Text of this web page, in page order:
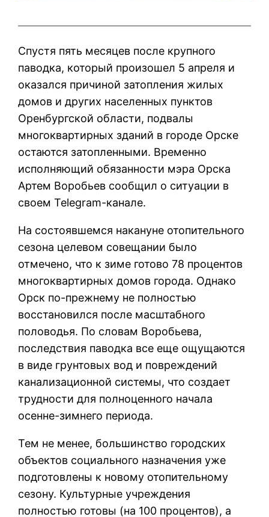
Спустя пять месяцев после крупного
паводка, который произошел 5 апреля и
оказался причиной затопления жилых
домов и других населенных пунктов
Оренбургской области, подвалы
многоквартирных зданий в городе Орске
остаются затопленными. Временно
исполняющий обязанности мэра Орска
Артем Воробьев сообщил о ситуации в
своем Telegram-канале.
На состоявшемся накануне отопительного
сезона целевом совещании было
отмечено, что к зиме готово 78 процентов
многоквартирных домов города. Однако
Орск по-прежнему не полностью
восстановился после масштабного
половодья. По словам Воробьева,
последствия паводка все еще ощущаются
в виде грунтовых вод и повреждений
канализационной системы, что создает
трудности для полноценного начала
осенне-зимнего периода.
Тем не менее, большинство городских
объектов социального назначения уже
подготовлены к новому отопительному
сезону. Культурные учреждения
полностью готовы (на 100 процентов), а